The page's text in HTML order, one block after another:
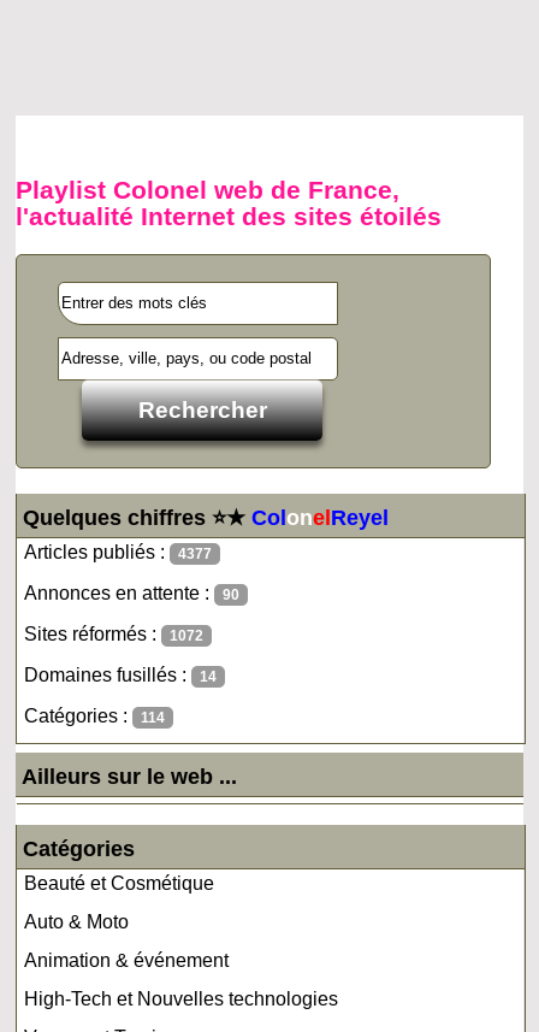
Playlist Colonel web de France,
l'actualité Internet des sites étoilés
Quelques chiffres ⭐★ColonelReyel
Articles publiés : 4377
Annonces en attente : 90
Sites réformés : 1072
Domaines fusillés : 14
Catégories : 114
Ailleurs sur le web ...
Catégories
Beauté et Cosmétique
Auto & Moto
Animation & événement
High-Tech et Nouvelles technologies